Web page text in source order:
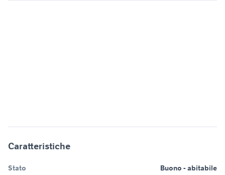
Caratteristiche
Stato
Buono - abitabile